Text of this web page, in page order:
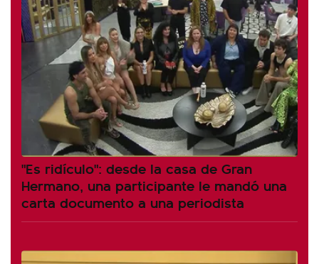
"Es ridículo": desde la casa de Gran
Hermano, una participante le mandó una
carta documento a una periodista